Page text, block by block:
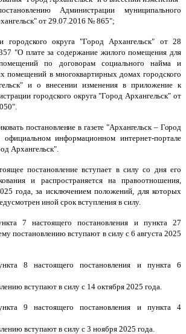
Администрации муниципального
от 29.07.2016 № 865";
городского округа "Город Архангельск" от 28
"О плате за содержание жилого помещения для
по договорам социального найма и
помещений в многоквартирных домах городского
и о внесении изменения в приложение к
городского округа "Город Архангельск" от
постановление в газете "Архангельск – Город
информационном интернет-портале
Архангельск".
постановление вступает в силу со дня его
и распространяется на правоотношения,
года, за исключением положений, для которых
иной срок вступления в силу.
7 настоящего постановления и пункта 27
постановлению вступают в силу с 6 августа 2025
8 настоящего постановления и пункта 6
вступают в силу с 14 октября 2025 года.
9 настоящего постановления и пункта 4
вступают в силу с 3 ноября 2025 года.